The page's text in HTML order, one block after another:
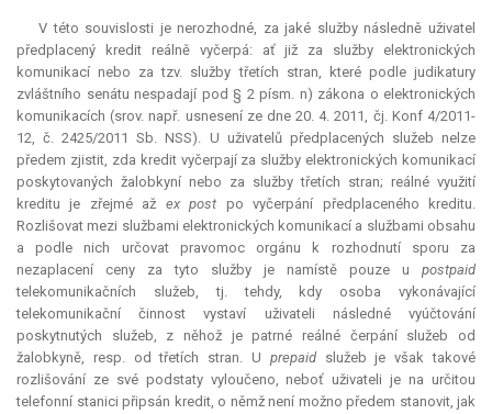
V této souvislosti je nerozhodné, za jaké služby následně uživatel
předplacený kredit reálně vyčerpá: ať již za služby elektronických
komunikací nebo za tzv. služby třetích stran, které podle judikatury
zvláštního senátu nespadají pod § 2 písm. n) zákona o elektronických
komunikacích (srov. např. usnesení ze dne 20. 4. 2011, čj. Konf 4/2011-
12, č. 2425/2011 Sb. NSS). U uživatelů předplacených služeb nelze
předem zjistit, zda kredit vyčerpají za služby elektronických komunikací
poskytovaných žalobkyní nebo za služby třetích stran; reálné využití
kreditu je zřejmé až ex post po vyčerpání předplaceného kreditu.
Rozlišovat mezi službami elektronických komunikací a službami obsahu
a podle nich určovat pravomoc orgánu k rozhodnutí sporu za
nezaplacení ceny za tyto služby je namístě pouze u postpaid
telekomunikačních služeb, tj. tehdy, kdy osoba vykonávající
telekomunikační činnost vystaví uživateli následné vyúčtování
poskytnutých služeb, z něhož je patrné reálné čerpání služeb od
žalobkyně, resp. od třetích stran. U prepaid služeb je však takové
rozlišování ze své podstaty vyloučeno, neboť uživateli je na určitou
telefonní stanici připsán kredit, o němž není možno předem stanovit, jak